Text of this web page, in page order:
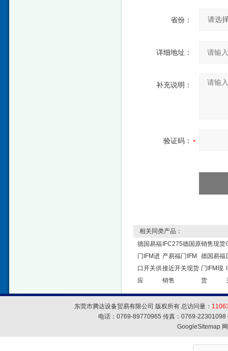
省份：
详细地址：
补充说明：
验证码：
相关同类产品：
德国易福
门IFM进
口开关供
应
IFC275德国原
产易福门IFM
接近开关现货
销售
销售现货
德国易福
门IFM现
货
东莞市腾达设备贸易有限公司 版权所有 总访问量：
电话：0769-89770965 传真：0769-
GoogleSitemap网